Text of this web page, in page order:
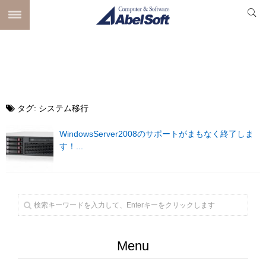
タグ: システム移行
WindowsServer2008のサポートがまもなく終了しま
す！...
Menu